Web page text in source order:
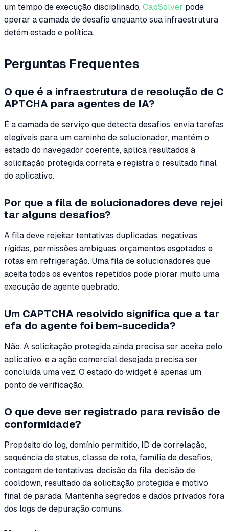
um tempo de execução disciplinado, CapSolver pode
operar a camada de desafio enquanto sua infraestrutura
detém estado e política.
Perguntas Frequentes
O que é a infraestrutura de resolução de C
APTCHA para agentes de IA?
É a camada de serviço que detecta desafios, envia tarefas
elegíveis para um caminho de solucionador, mantém o
estado do navegador coerente, aplica resultados à
solicitação protegida correta e registra o resultado final
do aplicativo.
Por que a fila de solucionadores deve rejei
tar alguns desafios?
A fila deve rejeitar tentativas duplicadas, negativas
rígidas, permissões ambíguas, orçamentos esgotados e
rotas em refrigeração. Uma fila de solucionadores que
aceita todos os eventos repetidos pode piorar muito uma
execução de agente quebrado.
Um CAPTCHA resolvido significa que a tar
efa do agente foi bem-sucedida?
Não. A solicitação protegida ainda precisa ser aceita pelo
aplicativo, e a ação comercial desejada precisa ser
concluída uma vez. O estado do widget é apenas um
ponto de verificação.
O que deve ser registrado para revisão de
conformidade?
Propósito do log, domínio permitido, ID de correlação,
sequência de status, classe de rota, família de desafios,
contagem de tentativas, decisão da fila, decisão de
cooldown, resultado da solicitação protegida e motivo
final de parada. Mantenha segredos e dados privados fora
dos logs de depuração comuns.